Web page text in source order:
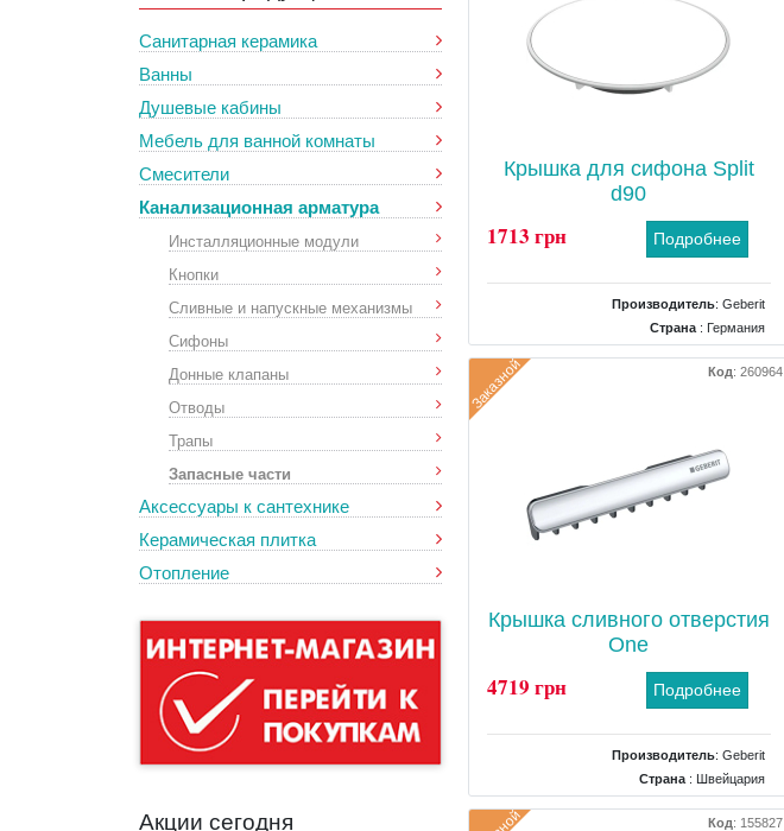
Waterway (1)
Ани Пласт (1)
(13)
Крышка для слива
Крепления
Рамка для кнопки
(3)
Система удаления запахов (13)
Уплотнитель/прокладка
Фильтр
(1)
Санитарная керамика
Ванны
Душевые кабины
Мебель для ванной комнаты
Смесители
Канализационная арматура
Инсталляционные модули
Кнопки
Сливные и напускные механизмы
Сифоны
Донные клапаны
Отводы
Трапы
Запасные части
Аксессуары к сантехнике
Керамическая плитка
Отопление
Акции сегодня
Крышка для сифона Split
d90
1713 грн Подробнее
Производитель: Geberit
Страна: Германия
Заказной Код: 260964
Крышка сливного отверстия
One
4719 грн Подробнее
Производитель: Geberit
Страна: Швейцария
Код: 155827